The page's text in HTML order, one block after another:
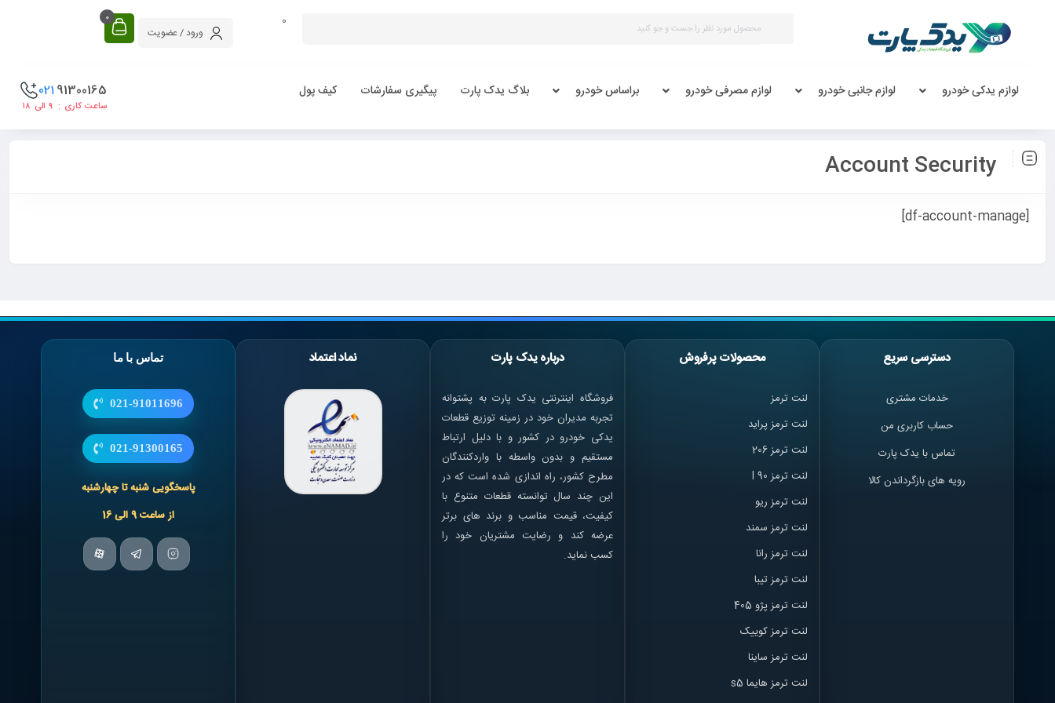
0
ورود / عضویت
0
لوازم یدکی خودرو لوازم جانبی خودرو لوازم مصرفی خودرو براساس خودرو بلاگ یدک پارت پیگیری سفارشات کیف پول 91300165
021
ساعت کاری : ۹ الی ۱۸
Account Security
[df-account-manage]
دسترسی سریع
خدمات مشتری
حساب کاربری من
تماس با یدک پارت
رویه های بازگرداندن کالا
محصولات پرفروش
لنت ترمز
لنت ترمز پراید
لنت ترمز 206
لنت ترمز l 90
لنت ترمز ریو
لنت ترمز سمند
لنت ترمز رانا
لنت ترمز تیبا
لنت ترمز پژو 405
لنت ترمز کوییک
لنت ترمز ساینا
لنت ترمز هایما s5
درباره یدک پارت
فروشگاه اینترنتی یدک پارت به پشتوانه
تجربه مدیران خود در زمینه توزیع قطعات
یدکی خودرو در کشور و با دلیل ارتباط
مستقیم و بدون واسطه با واردکنندگان
مطرح کشور، راه اندازی شده است که در
این چند سال توانسته قطعات متنوع با
کیفیت، قیمت مناسب و برند های برتر
عرضه کند و رضایت مشتریان خود را
کسب نماید.
نماد اعتماد تماس با ما
021-91011696
021-91300165
پاسخگویی شنبه تا چهارشنبه
از ساعت 9 الی 16